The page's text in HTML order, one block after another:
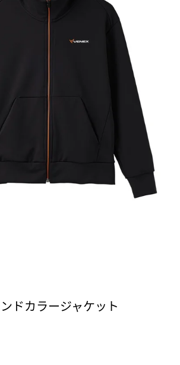
ドカラージャケット